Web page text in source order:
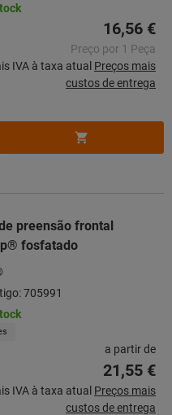
16,56 €
Preço por 1 Peça
IVA à taxa atual Preços mais
custos de entrega
preensão frontal
fosfatado
705991
a partir de
21,55 €
IVA à taxa atual Preços mais
custos de entrega